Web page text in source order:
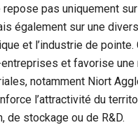
pas uniquement
également sur une
et l’industrie de
et favorise
notamment Niort
l’attractivité du
de stockage ou de R&D.